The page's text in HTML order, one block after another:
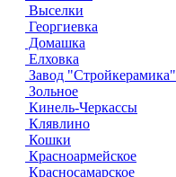
Выселки
Георгиевка
Домашка
Елховка
Завод "Стройкерамика"
Зольное
Кинель-Черкассы
Клявлино
Кошки
Красноармейское
Красносамарское